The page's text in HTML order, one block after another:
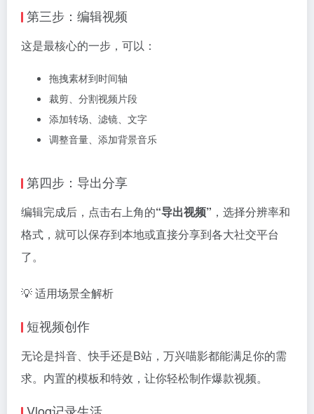
第三步：编辑视频
这是最核心的一步，可以：
拖拽素材到时间轴
裁剪、分割视频片段
添加转场、滤镜、文字
调整音量、添加背景音乐
第四步：导出分享
编辑完成后，点击右上角的“导出视频” ，选择分辨率和
格式，就可以保存到本地或直接分享到各大社交平台
了。
💡 适用场景全解析
短视频创作
无论是抖音、快手还是B站，万兴喵影都能满足你的需
求。内置的模板和特效，让你轻松制作爆款视频。